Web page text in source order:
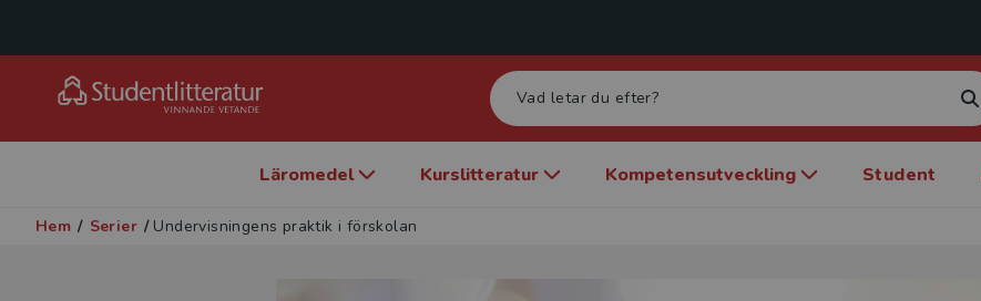
Läromedel Kurslitteratur Kompetensutveckling Student
Hem / Serier / Undervisningens praktik i förskolan